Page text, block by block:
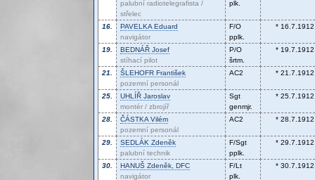
palubní radiotelegrafista /
střelec
plk.
16. PAVELKA Eduard
navigátor
F/O
pplk.
* 16.7.1912
19. BEDNÁŘ Josef
stíhací pilot
P/O
šrtm.
* 19.7.1912
21. ŠLEHOFR František
pozemní personál
AC2 * 21.7.1912
25. UHLÍŘ Jaroslav
montér / zbrojíř
Sgt
genmjr.
* 25.7.1912
28. ČÁSTKA Vilém
pozemní personál
AC2 * 28.7.1912
29. SEDLÁK Zdeněk
palubní technik
F/Sgt
pplk.
* 29.7.1912
30. HANUŠ Zdeněk, DFC
navigátor
F/Lt
plk.
* 30.7.1912